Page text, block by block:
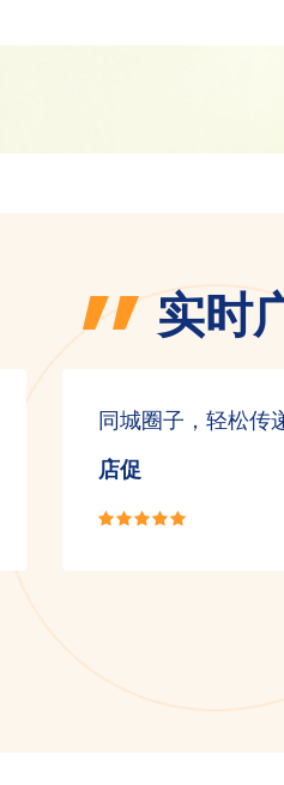
实时
同城圈子，轻松传
店促